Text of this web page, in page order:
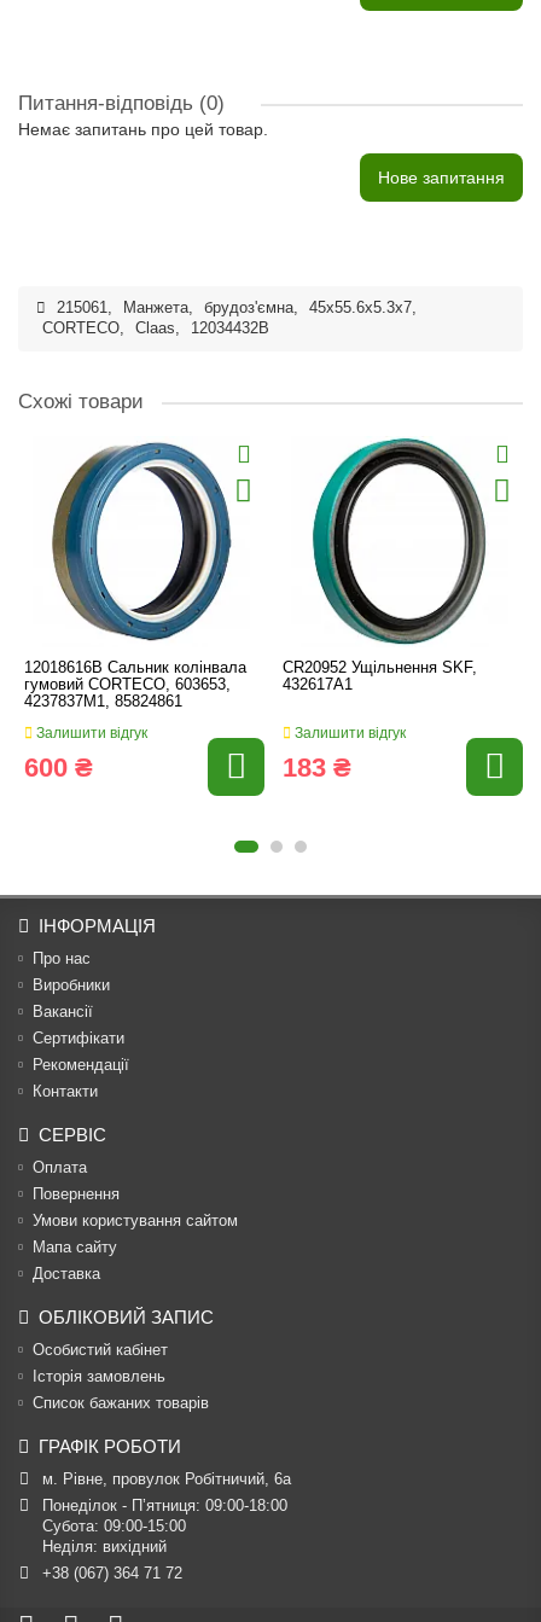
Питання-відповідь (0)
Немає запитань про цей товар.
Нове запитання
215061, Манжета, брудоз'ємна, 45x55.6x5.3x7,
CORTECO, Claas, 12034432B
Схожі товари
12018616B Сальник колінвала
гумовий CORTECO, 603653,
4237837M1, 85824861
Залишити відгук
600 ₴
CR20952 Ущільнення SKF,
432617А1
Залишити відгук
183 ₴
ІНФОРМАЦІЯ
Про нас
Виробники
Вакансії
Сертифікати
Рекомендації
Контакти
СЕРВІС
Оплата
Повернення
Умови користування сайтом
Мапа сайту
Доставка
ОБЛІКОВИЙ ЗАПИС
Особистий кабінет
Історія замовлень
Список бажаних товарів
ГРАФІК РОБОТИ
м. Рівне, провулок Робітничий, 6а
Понеділок - П’ятниця: 09:00-18:00
Субота: 09:00-15:00
Неділя: вихідний
+38 (067) 364 71 72